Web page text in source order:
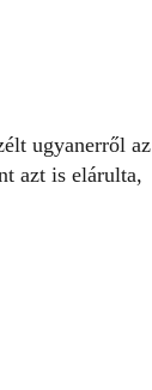
ugyanerről az
azt is elárulta,